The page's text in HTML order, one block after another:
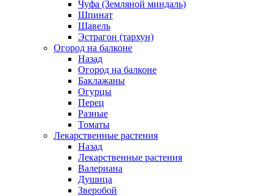
Чуфа (Земляной миндаль)
Шпинат
Щавель
Эстрагон (тархун)
Огород на балконе
Назад
Огород на балконе
Баклажаны
Огурцы
Перец
Разные
Томаты
Лекарственные растения
Назад
Лекарственные растения
Валериана
Душица
Зверобой